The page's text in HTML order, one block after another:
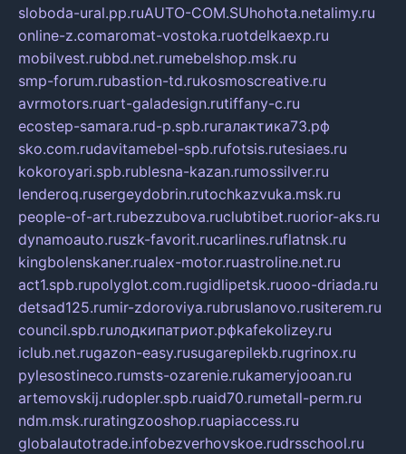
sloboda-ural.pp.ruAUTO-COM.SUhohota.netalimy.ru
online-z.comaromat-vostoka.ruotdelkaexp.ru
mobilvest.rubbd.net.rumebelshop.msk.ru
smp-forum.rubastion-td.rukosmoscreative.ru
avrmotors.ruart-galadesign.rutiffany-c.ru
ecostep-samara.rud-p.spb.ruгалактика73.рф
sko.com.rudavitamebel-spb.rufotsis.rutesiaes.ru
kokoroyari.spb.rublesna-kazan.rumossilver.ru
lenderoq.rusergeydobrin.rutochkazvuka.msk.ru
people-of-art.rubezzubova.ruclubtibet.ruorior-aks.ru
dynamoauto.ruszk-favorit.rucarlines.ruflatnsk.ru
kingbolenskaner.rualex-motor.ruastroline.net.ru
act1.spb.rupolyglot.com.rugidlipetsk.ruooo-driada.ru
detsad125.rumir-zdoroviya.rubruslanovo.rusiterem.ru
council.spb.ruлодкипатриот.рфkafekolizey.ru
iclub.net.rugazon-easy.rusugarepilekb.rugrinox.ru
pylesostineco.rumsts-ozarenie.rukameryjooan.ru
artemovskij.rudopler.spb.ruaid70.rumetall-perm.ru
ndm.msk.ruratingzooshop.ruapiaccess.ru
globalautotrade.infobezverhovskoe.rudrsschool.ru